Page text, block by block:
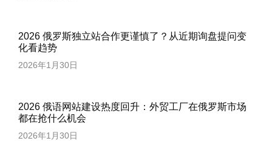
2026 俄罗斯独立站合作更谨慎了？从近期询盘提问变
化看趋势
2026年1月30日
2026 俄语网站建设热度回升：外贸工厂在俄罗斯市场
都在抢什么机会
2026年1月30日